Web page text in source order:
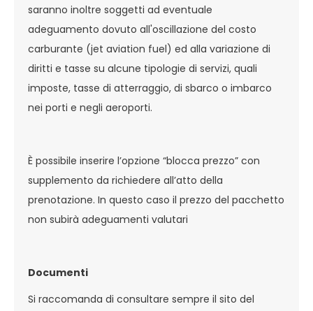
saranno inoltre soggetti ad eventuale
adeguamento dovuto all'oscillazione del costo
carburante (jet aviation fuel) ed alla variazione di
diritti e tasse su alcune tipologie di servizi, quali
imposte, tasse di atterraggio, di sbarco o imbarco
nei porti e negli aeroporti.
È possibile inserire l’opzione “blocca prezzo” con
supplemento da richiedere all’atto della
prenotazione. In questo caso il prezzo del pacchetto
non subirà adeguamenti valutari
Documenti
Si raccomanda di consultare sempre il sito del